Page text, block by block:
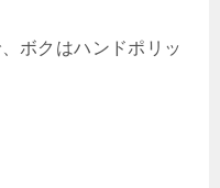
ボクはハンドポリッ